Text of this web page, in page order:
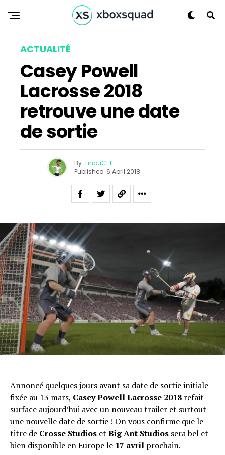
ACTUALITÉ
Casey Powell
Lacrosse 2018
retrouve une date
de sortie
By TinouCLT
Published 6 April 2018
Annoncé quelques jours avant sa date de sortie initiale
fixée au 13 mars, Casey Powell Lacrosse 2018 refait
surface aujourd’hui avec un nouveau trailer et surtout
une nouvelle date de sortie ! On vous confirme que le
titre de Crosse Studios et Big Ant Studios sera bel et
bien disponible en Europe le 17 avril prochain.
Pinterest